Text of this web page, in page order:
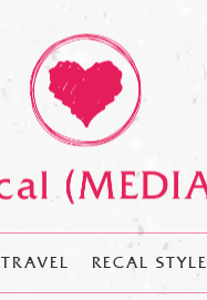
TRAVEL RECAL STYLE